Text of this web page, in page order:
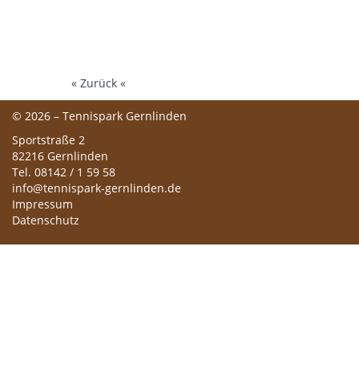
« Zurück «
© 2026 – Tennispark Gernlinden
Sportstraße 2
82216 Gernlinden
Tel. 08142 / 1 59 58
info@tennispark-gernlinden.de
Impressum
Datenschutz